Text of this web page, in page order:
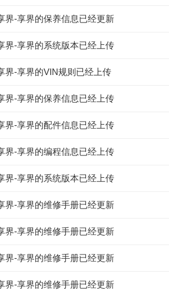
界-享界的保养信息已经更新
界-享界的系统版本已经上传
界-享界的VIN规则已经上传
界-享界的保养信息已经上传
界-享界的配件信息已经上传
界-享界的编程信息已经上传
界-享界的系统版本已经上传
界-享界的维修手册已经更新
界-享界的维修手册已经更新
界-享界的维修手册已经更新
界-享界的维修手册已经更新